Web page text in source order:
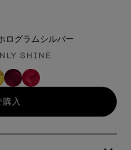
ログラムシルバー
SHINE
入